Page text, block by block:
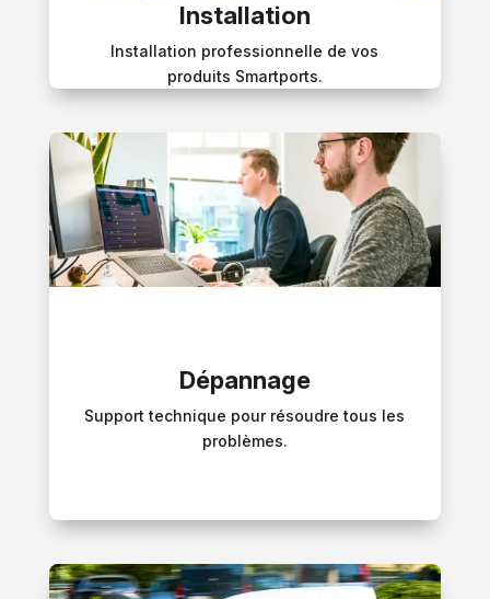
Installation
Installation professionnelle de vos
produits Smartports.
Dépannage
Support technique pour résoudre tous les
problèmes.